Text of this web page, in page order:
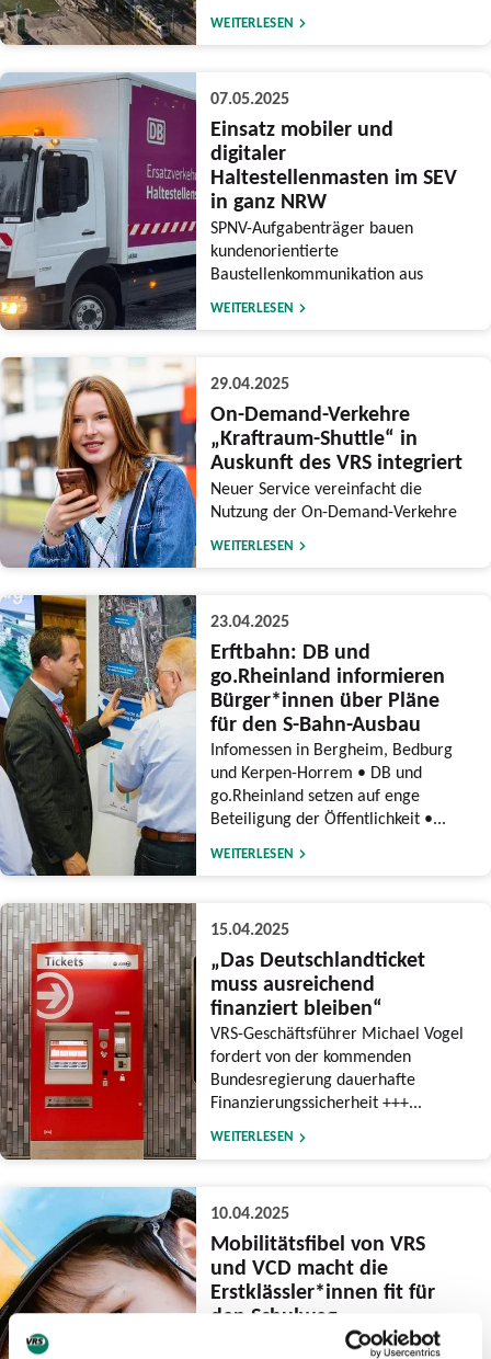
WEITERLESEN
07.05.2025
Einsatz mobiler und
digitaler
Haltestellenmasten im SEV
in ganz NRW
SPNV-Aufgabenträger bauen
kundenorientierte
Baustellenkommunikation aus
WEITERLESEN
29.04.2025
On-Demand-Verkehre
„Kraftraum-Shuttle“ in
Auskunft des VRS integriert
Neuer Service vereinfacht die
Nutzung der On-Demand-Verkehre
WEITERLESEN
23.04.2025
Erftbahn: DB und
go.Rheinland informieren
Bürger*innen über Pläne
für den S-Bahn-Ausbau
Infomessen in Bergheim, Bedburg
und Kerpen-Horrem • DB und
go.Rheinland setzen auf enge
Beteiligung der Öffentlichkeit •...
WEITERLESEN
15.04.2025
„Das Deutschlandticket
muss ausreichend
finanziert bleiben“
VRS-Geschäftsführer Michael Vogel
fordert von der kommenden
Bundesregierung dauerhafte
Finanzierungssicherheit +++...
WEITERLESEN
10.04.2025
Mobilitätsfibel von VRS
und VCD macht die
Erstklässler*innen fit für
den Schulweg
Broschüre unterstützt eigenständige